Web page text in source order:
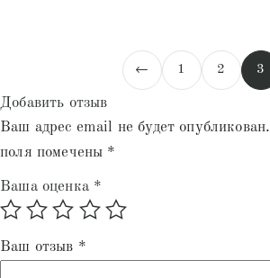
← 1 2 3
Добавить отзыв
Ваш адрес email не будет опубликован.
поля помечены *
Ваша оценка *
Ваш отзыв *